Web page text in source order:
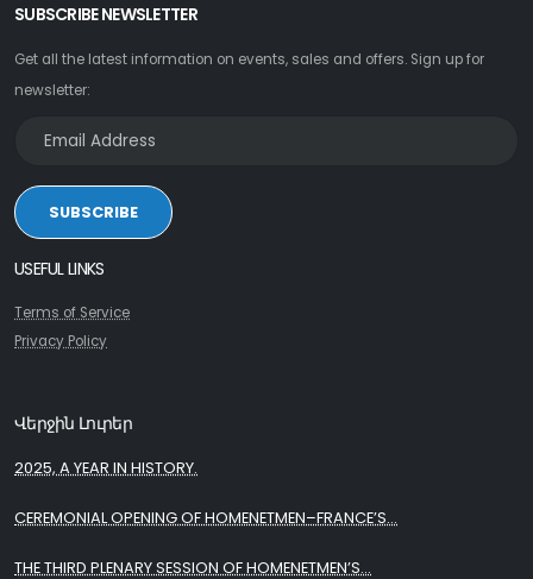
SUBSCRIBE NEWSLETTER
Get all the latest information on events, sales and offers. Sign up for
newsletter:
SUBSCRIBE
USEFUL LINKS
Terms of Service
Privacy Policy
Վերջին Լուրեր
2025, A YEAR IN HISTORY.
CEREMONIAL OPENING OF HOMENETMEN–FRANCE’S...
THE THIRD PLENARY SESSION OF HOMENETMEN’S...